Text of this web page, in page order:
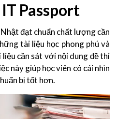
Passport
đạt chuẩn chất lượng cần
tài liệu học phong phú và
cần sát với nội dung đề thi
này giúp học viên có cái nhìn
bị tốt hơn.